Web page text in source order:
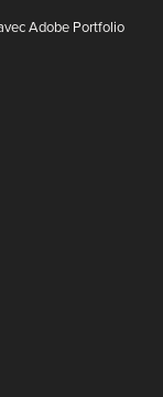
Adobe Portfolio